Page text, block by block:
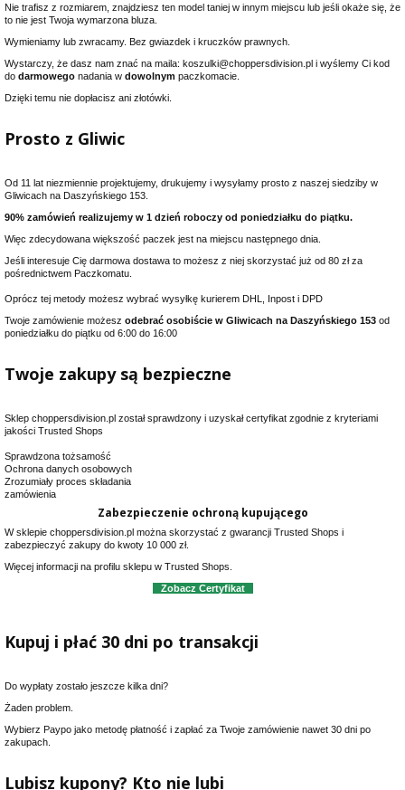
Nie trafisz z rozmiarem, znajdziesz ten model taniej w innym miejscu lub jeśli okaże się, że
to nie jest Twoja wymarzona bluza.
Wymieniamy lub zwracamy. Bez gwiazdek i kruczków prawnych.
Wystarczy, że dasz nam znać na maila: koszulki@choppersdivision.pl i wyślemy Ci kod
do darmowego nadania w dowolnym paczkomacie.
Dzięki temu nie dopłacisz ani złotówki.
Prosto z Gliwic
Od 11 lat niezmiennie projektujemy, drukujemy i wysyłamy prosto z naszej siedziby w
Gliwicach na Daszyńskiego 153.
90% zamówień realizujemy w 1 dzień roboczy od poniedziałku do piątku.
Więc zdecydowana większość paczek jest na miejscu następnego dnia.
Jeśli interesuje Cię darmowa dostawa to możesz z niej skorzystać już od 80 zł za
pośrednictwem Paczkomatu.
Oprócz tej metody możesz wybrać wysyłkę kurierem DHL, Inpost i DPD
Twoje zamówienie możesz odebrać osobiście w Gliwicach na Daszyńskiego 153 od
poniedziałku do piątku od 6:00 do 16:00
Twoje zakupy są bezpieczne
Sklep choppersdivision.pl został sprawdzony i uzyskał certyfikat zgodnie z kryteriami
jakości Trusted Shops
Sprawdzona tożsamość
Ochrona danych osobowych
Zrozumiały proces składania
zamówienia
Zabezpieczenie ochroną kupującego
W sklepie choppersdivision.pl można skorzystać z gwarancji Trusted Shops i
zabezpieczyć zakupy do kwoty 10 000 zł.
Więcej informacji na profilu sklepu w Trusted Shops.
Zobacz Certyfikat
Kupuj i płać 30 dni po transakcji
Do wypłaty zostało jeszcze kilka dni?
Żaden problem.
Wybierz Paypo jako metodę płatność i zapłać za Twoje zamówienie nawet 30 dni po
zakupach.
Lubisz kupony? Kto nie lubi